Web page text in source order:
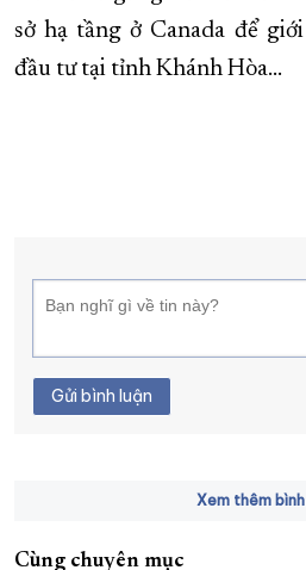
sở hạ tầng ở Canada để
đầu tư tại tỉnh Khánh Hòa…
Gửi bình luận
Xem thêm
Cùng chuyên mục